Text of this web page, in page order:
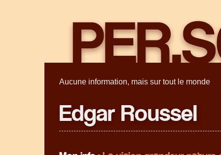
Aucune information, mais sur tout le monde
Edgar Roussel